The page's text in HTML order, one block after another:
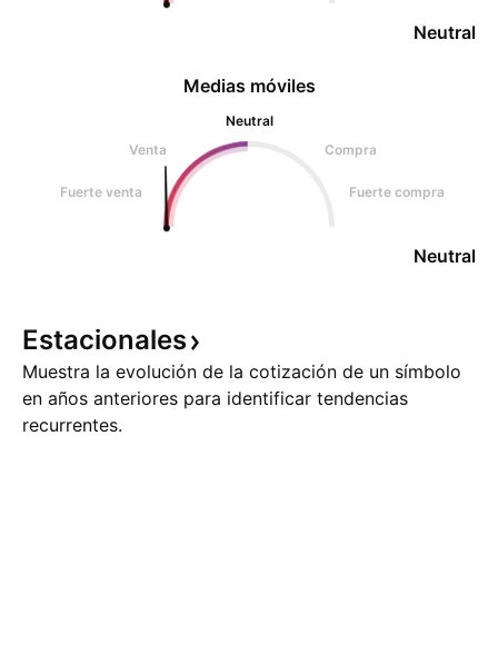
Neutral
Medias móviles
Neutral
Venta
Compra
Fuerte venta Fuerte compra
Neutral
Estacionales
Muestra la evolución de la cotización de un símbolo
en años anteriores para identificar tendencias
recurrentes.